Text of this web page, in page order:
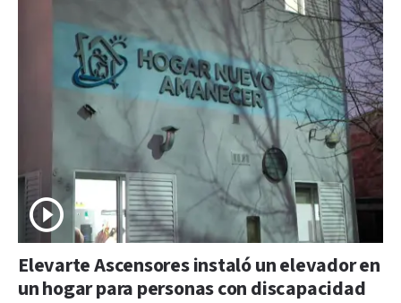
Elevarte Ascensores instaló un elevador en
un hogar para personas con discapacidad